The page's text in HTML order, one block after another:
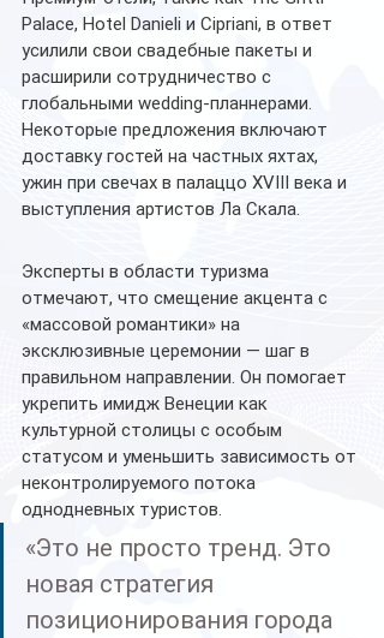
Palace, Hotel Danieli и Cipriani, в ответ
усилили свои свадебные пакеты и
расширили сотрудничество с
глобальными wedding-планнерами.
Некоторые предложения включают
доставку гостей на частных яхтах,
ужин при свечах в палаццо XVIII века и
выступления артистов Ла Скала.
Эксперты в области туризма
отмечают, что смещение акцента с
«массовой романтики» на
эксклюзивные церемонии — шаг в
правильном направлении. Он помогает
укрепить имидж Венеции как
культурной столицы с особым
статусом и уменьшить зависимость от
неконтролируемого потока
однодневных туристов.
«Это не просто тренд. Это
новая стратегия
позиционирования города